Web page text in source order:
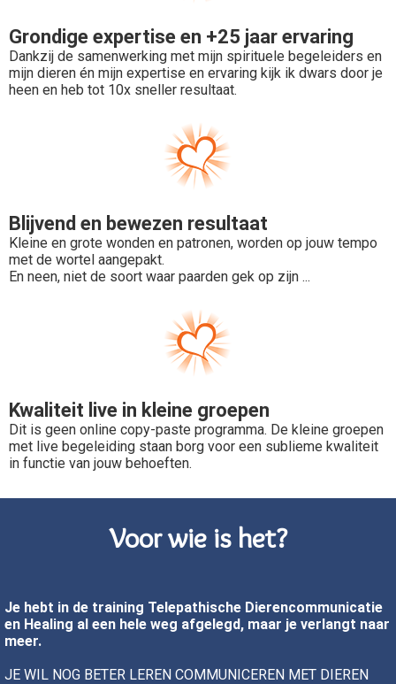
Grondige expertise en +25 jaar ervaring
Dankzij de samenwerking met mijn spirituele begeleiders en
mijn dieren én mijn expertise en ervaring kijk ik dwars door je
heen en heb tot 10x sneller resultaat.
Blijvend en bewezen resultaat
Kleine en grote wonden en patronen, worden op jouw tempo
met de wortel aangepakt.
En neen, niet de soort waar paarden gek op zijn ...
Kwaliteit live in kleine groepen
Dit is geen online copy-paste programma. De kleine groepen
met live begeleiding staan borg voor een sublieme kwaliteit
in functie van jouw behoeften.
Voor wie is het?
Je hebt in de training Telepathische Dierencommunicatie
en Healing al een hele weg afgelegd, maar je verlangt naar
meer.
JE WIL NOG BETER LEREN COMMUNICEREN MET DIEREN